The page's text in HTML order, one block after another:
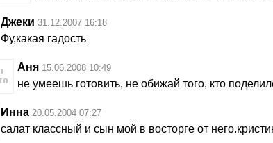
Джеки 31.12.2007 16:18
Фу,какая гадость
Аня 15.06.2008 10:49
не умеешь готовить, не обижай того, кто
Инна 20.05.2004 07:27
салат классный и сын мой в восторге от